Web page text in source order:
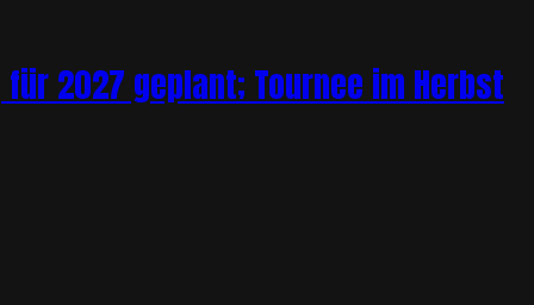
für 2027 geplant; Tournee im Herbst